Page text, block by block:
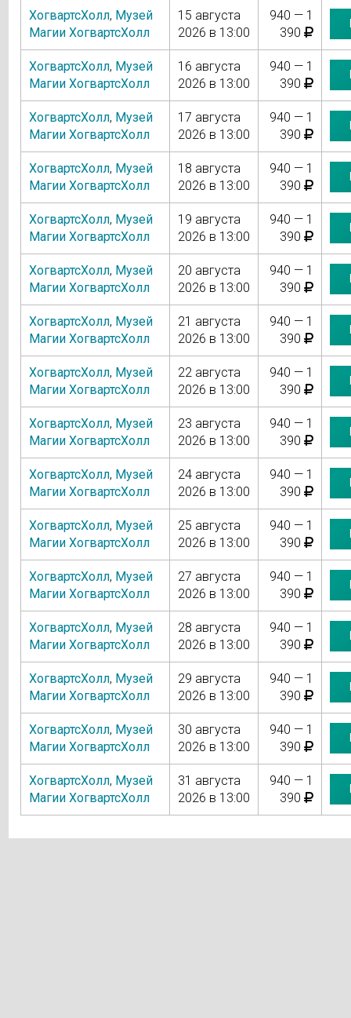
ХогвартсХолл, Музей
Магии ХогвартсХолл
15 августа
2026 в 13:00
940 — 1
390
ХогвартсХолл, Музей
Магии ХогвартсХолл
16 августа
2026 в 13:00
940 — 1
390
ХогвартсХолл, Музей
Магии ХогвартсХолл
17 августа
2026 в 13:00
940 — 1
390
ХогвартсХолл, Музей
Магии ХогвартсХолл
18 августа
2026 в 13:00
940 — 1
390
ХогвартсХолл, Музей
Магии ХогвартсХолл
19 августа
2026 в 13:00
940 — 1
390
ХогвартсХолл, Музей
Магии ХогвартсХолл
20 августа
2026 в 13:00
940 — 1
390
ХогвартсХолл, Музей
Магии ХогвартсХолл
21 августа
2026 в 13:00
940 — 1
390
ХогвартсХолл, Музей
Магии ХогвартсХолл
22 августа
2026 в 13:00
940 — 1
390
ХогвартсХолл, Музей
Магии ХогвартсХолл
23 августа
2026 в 13:00
940 — 1
390
ХогвартсХолл, Музей
Магии ХогвартсХолл
24 августа
2026 в 13:00
940 — 1
390
ХогвартсХолл, Музей
Магии ХогвартсХолл
25 августа
2026 в 13:00
940 — 1
390
ХогвартсХолл, Музей
Магии ХогвартсХолл
27 августа
2026 в 13:00
940 — 1
390
ХогвартсХолл, Музей
Магии ХогвартсХолл
28 августа
2026 в 13:00
940 — 1
390
ХогвартсХолл, Музей
Магии ХогвартсХолл
29 августа
2026 в 13:00
940 — 1
390
ХогвартсХолл, Музей
Магии ХогвартсХолл
30 августа
2026 в 13:00
940 — 1
390
ХогвартсХолл, Музей
Магии ХогвартсХолл
31 августа
2026 в 13:00
940 — 1
390